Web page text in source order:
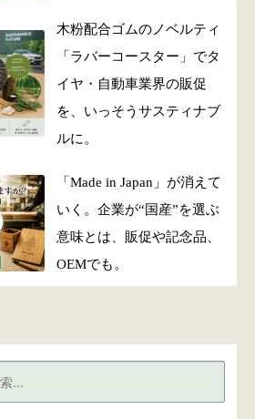
木粉配合ゴムのノベルティ
「ラバーコースター」でタ
イヤ・自動車業界の販促
を、いっそうサスティナブ
ルに。
「Made in Japan」が消えて
いく。企業が“国産”を選ぶ
意味とは、販促や記念品、
OEMでも。